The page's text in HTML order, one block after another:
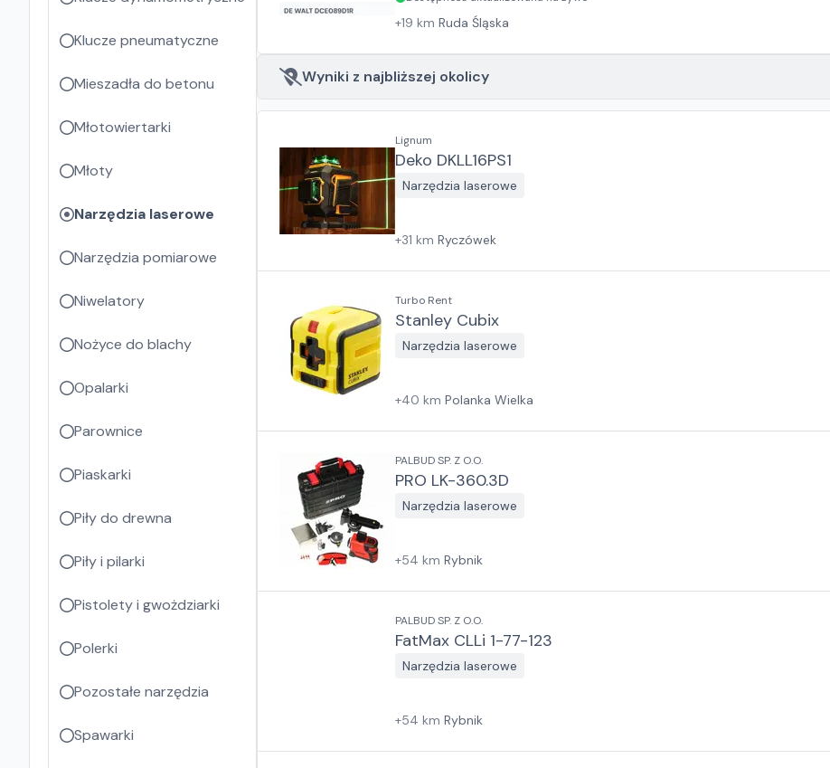
+19 km Ruda Śląska
Wyniki z najbliższej okolicy
Lignum
Deko DKLL16PS1
Narzędzia laserowe
+31 km Ryczówek
Turbo Rent
Stanley Cubix
Narzędzia laserowe
+40 km Polanka Wielka
PALBUD SP. Z O.O.
PRO LK-360.3D
Narzędzia laserowe
+54 km Rybnik
PALBUD SP. Z O.O.
FatMax CLLi 1-77-123
Narzędzia laserowe
+54 km Rybnik
Klucze pneumatyczne
Mieszadła do betonu
Młotowiertarki
Młoty
Narzędzia laserowe
Narzędzia pomiarowe
Niwelatory
Nożyce do blachy
Opalarki
Parownice
Piaskarki
Piły do drewna
Piły i pilarki
Pistolety i gwożdziarki
Polerki
Pozostałe narzędzia
Spawarki